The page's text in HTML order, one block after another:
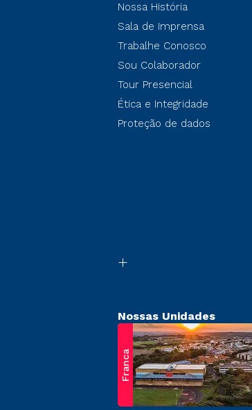
Nossa História
Sala de Imprensa
Trabalhe Conosco
Sou Colaborador
Tour Presencial
Ética e Integridade
Proteção de dados
Nossas Unidades
Franca